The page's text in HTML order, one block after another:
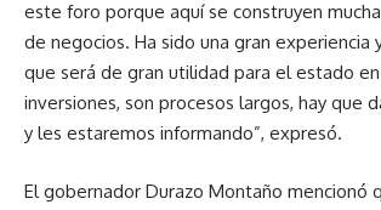
este foro porque aquí se construyen
de negocios. Ha sido una gran experiencia
que será de gran utilidad para el estado
inversiones, son procesos largos, hay que
y les estaremos informando”, expresó.
El gobernador Durazo Montaño mencionó